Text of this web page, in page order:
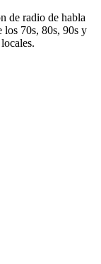
de radio de habla
los 70s, 80s, 90s y